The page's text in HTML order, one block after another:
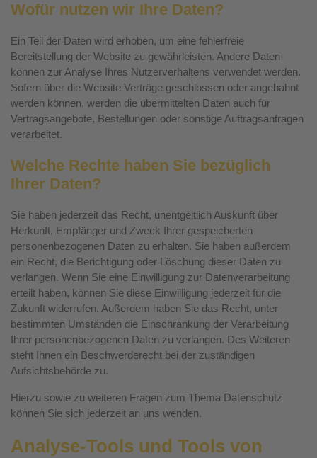
Wofür nutzen wir Ihre Daten?
Ein Teil der Daten wird erhoben, um eine fehlerfreie
Bereitstellung der Website zu gewährleisten. Andere Daten
können zur Analyse Ihres Nutzerverhaltens verwendet werden.
Sofern über die Website Verträge geschlossen oder angebahnt
werden können, werden die übermittelten Daten auch für
Vertragsangebote, Bestellungen oder sonstige Auftragsanfragen
verarbeitet.
Welche Rechte haben Sie bezüglich
Ihrer Daten?
Sie haben jederzeit das Recht, unentgeltlich Auskunft über
Herkunft, Empfänger und Zweck Ihrer gespeicherten
personenbezogenen Daten zu erhalten. Sie haben außerdem
ein Recht, die Berichtigung oder Löschung dieser Daten zu
verlangen. Wenn Sie eine Einwilligung zur Datenverarbeitung
erteilt haben, können Sie diese Einwilligung jederzeit für die
Zukunft widerrufen. Außerdem haben Sie das Recht, unter
bestimmten Umständen die Einschränkung der Verarbeitung
Ihrer personenbezogenen Daten zu verlangen. Des Weiteren
steht Ihnen ein Beschwerderecht bei der zuständigen
Aufsichtsbehörde zu.
Hierzu sowie zu weiteren Fragen zum Thema Datenschutz
können Sie sich jederzeit an uns wenden.
Analyse-Tools und Tools von